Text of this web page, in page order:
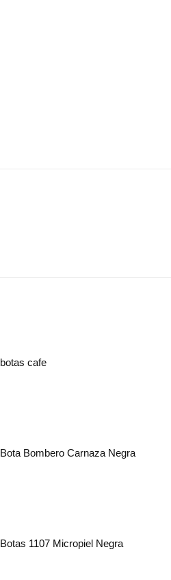
botas cafe
Bota Bombero Carnaza Negra
Botas 1107 Micropiel Negra